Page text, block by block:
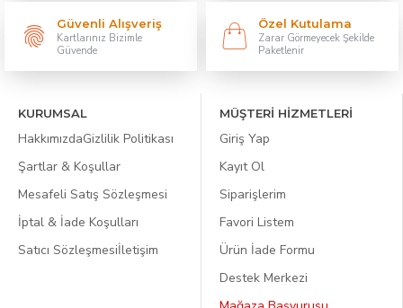
Güvenli Alışveriş
Kartlarınız Bizimle
Güvende
Özel Kutulama
Zarar Görmeyecek Şekilde
Paketlenir
KURUMSAL
HakkımızdaGizlilik Politikası
Şartlar & Koşullar
Mesafeli Satış Sözleşmesi
İptal & İade Koşulları
Satıcı Sözleşmesiİletişim
MÜŞTERİ HİZMETLERİ
Giriş Yap
Kayıt Ol
Siparişlerim
Favori Listem
Ürün İade Formu
Destek Merkezi